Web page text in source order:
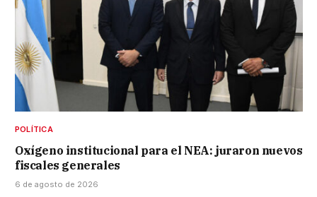
POLÍTICA
Oxígeno institucional para el NEA: juraron nuevos
fiscales generales
6 de agosto de 2026